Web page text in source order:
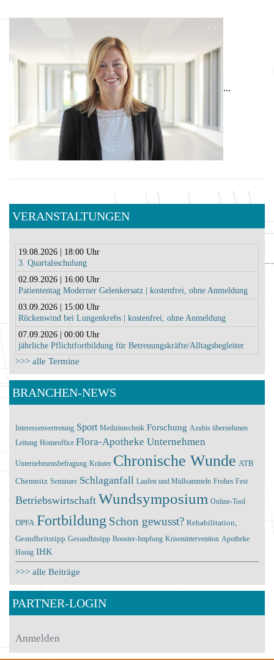
...
VERANSTALTUNGEN
19.08.2026 | 18:00 Uhr
3. Quartalsschulung
02.09.2026 | 16:00 Uhr
Patiententag Moderner Gelenkersatz | kostenfrei, ohne Anmeldung
03.09.2026 | 15:00 Uhr
Rückenwind bei Lungenkrebs | kostenfrei, ohne Anmeldung
07.09.2026 | 00:00 Uhr
jährliche Pflichtfortbildung für Betreuungskräfte/Alltagsbegleiter
>>> alle Termine
BRANCHEN-NEWS
Interessenvertretung Sport Medizintechnik Forschung Azubis übernehmen
Leitung Homeoffice Flora-Apotheke Unternehmen
Unternehmensbefragung Kräuter Chronische Wunde ATB
Chemnitz Seminare Schlaganfall Laufen und Müllsammeln Frohes Fest
Betriebswirtschaft Wundsymposium Online-Tool
DPFA Fortbildung Schon gewusst? Rehabilitation,
Gesndheitstipp Gesundhtstipp Booster-Impfung Krisenintervention Apotheke
Honig IHK
>>> alle Beiträge
PARTNER-LOGIN
Anmelden